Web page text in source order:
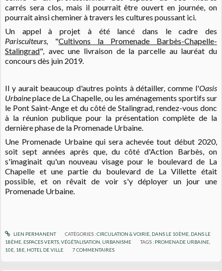
carrés sera clos, mais il pourrait être ouvert en journée, on
pourrait ainsi cheminer à travers les cultures poussant ici.
Un appel à projet à été lancé dans le cadre des
Parisculteurs, "Cultivons la Promenade Barbès-Chapelle-
Stalingrad", avec une livraison de la parcelle au lauréat du
concours dès juin 2019.
Il y aurait beaucoup d'autres points à détailler, comme l'Oasis
Urbaineplace de La Chapelle, ou les aménagements sportifs sur
le Pont Saint-Ange et du côté de Stalingrad, rendez-vous donc
à la réunion publique pour la présentation complète de la
dernière phase de la Promenade Urbaine.
Une Promenade Urbaine qui sera achevée tout début 2020,
soit sept années après que, du côté d'Action Barbès, on
s'imaginait qu'un nouveau visage pour le boulevard de La
Chapelle et une partie du boulevard de La Villette était
possible, et on rêvait de voir s'y déployer un jour une
Promenade Urbaine.
LIEN PERMANENT CATÉGORIES :CIRCULATION & VOIRIE, DANS LE 10ÈME, DANS LE
18ÈME ESPACES VERTS, VÉGÉTALISATION URBANISME TAGS : PROMENADE URBAINE
10E 18E HOTEL DE VILLE 7COMMENTAIRES